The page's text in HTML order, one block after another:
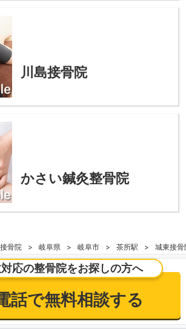
川島接骨院
かさい鍼灸整骨院
骨院 岐阜県 岐阜市 茶所駅 城東接骨
応の整骨院をお探しの方へ
話で無料相談する